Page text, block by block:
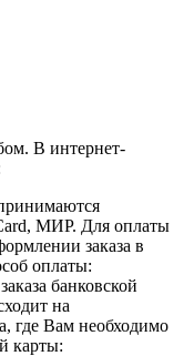
В интернет-
МИР. Для оплаты
заказа в
оплаты:
банковской
на
где Вам необходимо
карты: